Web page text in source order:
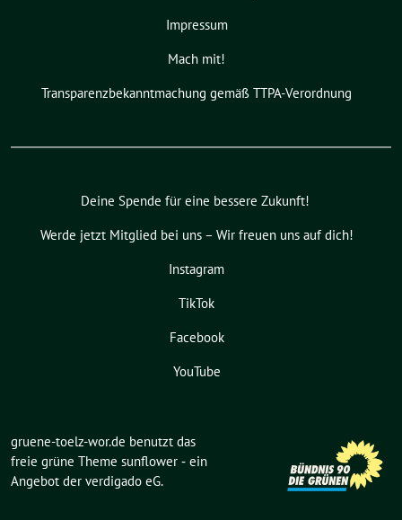
Impressum
Mach mit!
Transparenzbekanntmachung gemäß TTPA-Verordnung
Deine Spende für eine bessere Zukunft!
Werde jetzt Mitglied bei uns – Wir freuen uns auf dich!
Instagram
TikTok
Facebook
YouTube
gruene-toelz-wor.de benutzt das
freie grüne Theme sunflower ‐ ein
Angebot der verdigado eG.